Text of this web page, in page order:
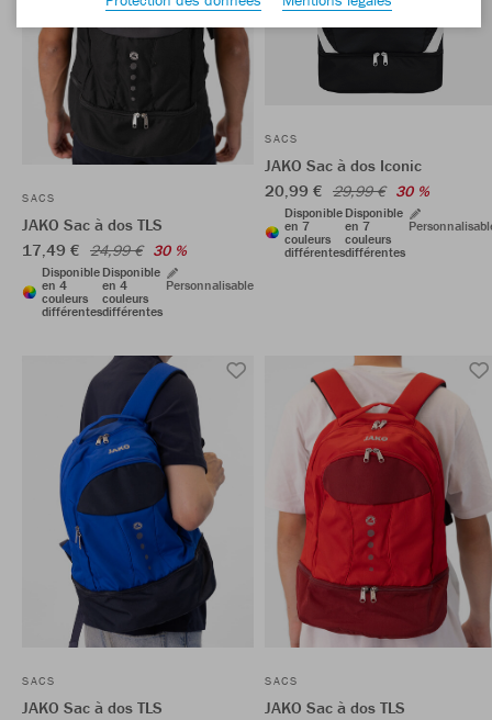
SACS
JAKO Sac à dos TLS
17,49 € 24,99 € 30 %
Disponible
en 4
couleurs
différentes
Disponible
en 4
couleurs
différentes
Personnalisable
SACS
JAKO Sac à dos Iconic
20,99 € 29,99 € 30 %
Disponible
en 7
couleurs
différentes
Disponible
en 7
couleurs
différentes
SACS
JAKO Sac à dos TLS
SACS
JAKO Sac à dos TLS